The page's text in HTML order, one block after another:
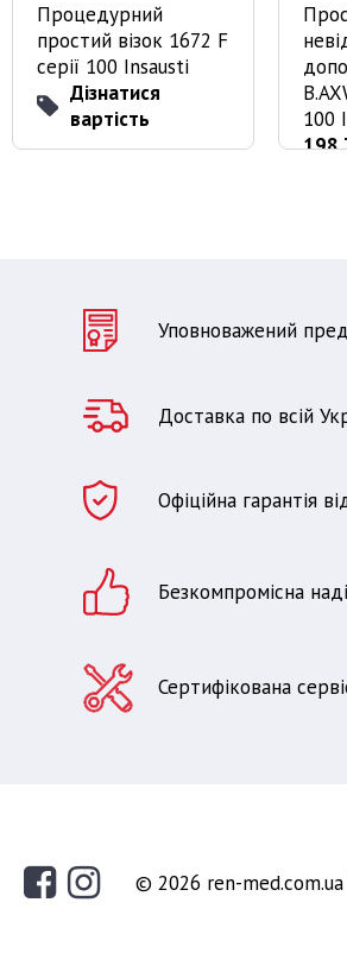
Процедурний
простий візок 1672 F
серії 100 Insausti
Дізнатися
вартість
100
198
Уповноважений
Доставка по всій
Офіційна гарантія
Безкомпромісна
Сертифікована
© 2026 ren-med.com.ua